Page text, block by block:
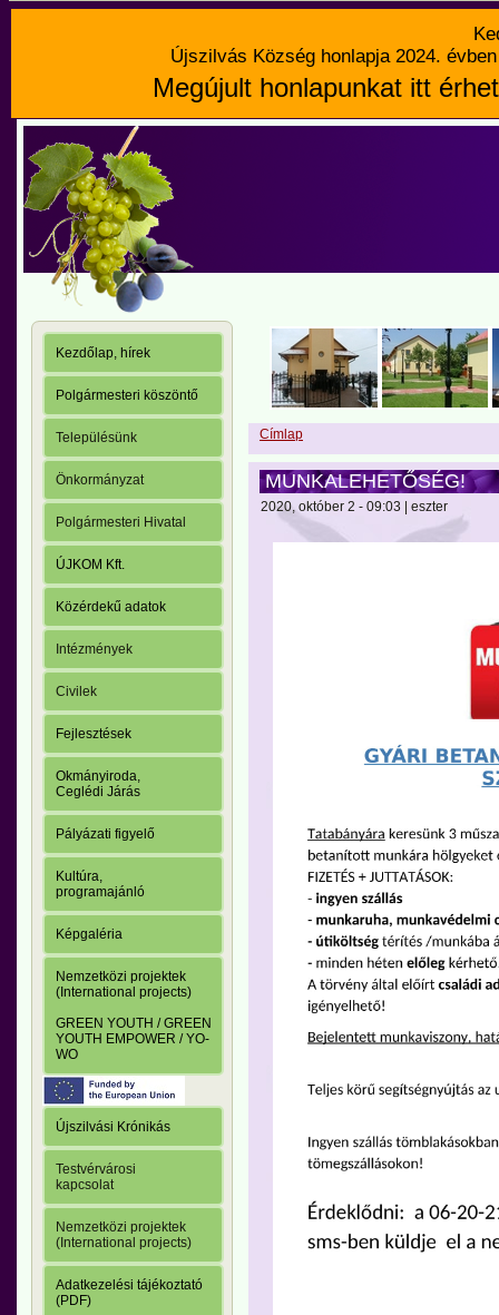
Újszilvás Község honlapja 2024.
Megújult honlapunkat itt
Kezdőlap, hírek
Polgármesteri köszöntő
Településünk
Önkormányzat
Polgármesteri Hivatal
ÚJKOM Kft.
Közérdekű adatok
Intézmények
Civilek
Fejlesztések
Okmányiroda,
Ceglédi Járás
Pályázati figyelő
Kultúra,
programajánló
Képgaléria
Nemzetközi projektek
(International projects)
GREEN YOUTH / GREEN
YOUTH EMPOWER / YO-
WO
Újszilvási Krónikás
Testvérvárosi
kapcsolat
Nemzetközi projektek
(International projects)
Adatkezelési tájékoztató
(PDF)
Címlap
MUNKALEHETŐSÉG!
2020, október 2 - 09:03 | eszter